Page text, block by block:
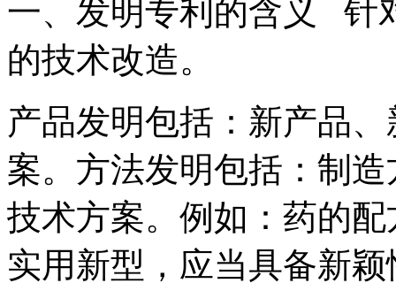
一、发明专利的含义 针
的技术改造。
产品发明包括：新产品
案。方法发明包括：制
技术方案。例如：药的
实用新型，应当具备新